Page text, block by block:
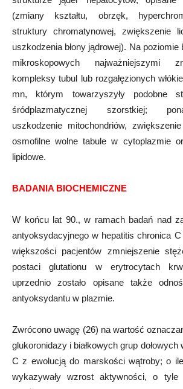
(zmiany kształtu, obrzęk,
struktury chromatynowej, zwiększenie
uszkodzenia błony jądrowej). Na poziomie
mikroskopowych najważniejszymi
kompleksy tubul lub rozgałęzionych
mn, którym towarzyszyły podobne
śródplazmatycznej szorstkiej;
uszkodzenie mitochondriów,
osmofilne wolne tabule w cytoplazmie
lipidowe.
BADANIA BIOCHEMICZNE
W końcu lat 90., w ramach badań nad
antyoksydacyjnego w hepatitis chronica
większości pacjentów zmniejszenie
postaci glutationu w erytrocytach
uprzednio zostało opisane także
antyoksydantu w plazmie.
Zwrócono uwagę (26) na wartość
glukoronidazy i białkowych grup
C z ewolucją do marskości wątroby; o
wykazywały wzrost aktywności, o tyle